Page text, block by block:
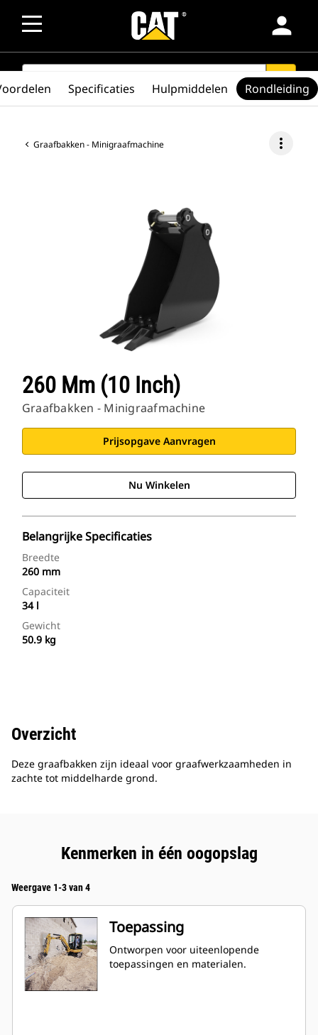
person
SEARCH search
Graafbakken - Minigraafmachine more_vert
260 Mm (10 Inch)
Graafbakken - Minigraafmachine
Prijsopgave Aanvragen
Nu Winkelen
Belangrijke Specificaties
Breedte
260 mm
Capaciteit
34 l
Gewicht
50.9 kg
Specificaties Hulpmiddelen Rondleiding
Overzicht
Deze graafbakken zijn ideaal voor graafwerkzaamheden in
zachte tot middelharde grond.
Kenmerken in één oogopslag
Weergave 1-3 van 4
Toepassing
Ontworpen voor uiteenlopende
toepassingen en materialen.